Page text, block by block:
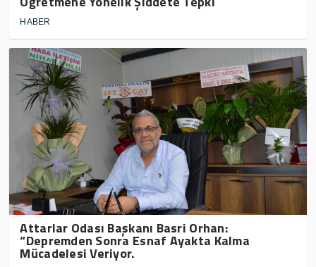
HABER
Attarlar Odası Başkanı Basri Orhan:
“Depremden Sonra Esnaf Ayakta Kalma
Mücadelesi Veriyor.